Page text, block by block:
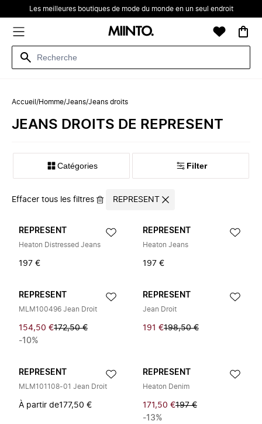
Les meilleures boutiques de mode du monde en un seul endroit
Accueil /Homme/Jeans/Jeans droits
‪‬‪JEANS DROITS‬‪‬ DE ‪REPRESENT‬
Catégories Filter
Effacer tous les filtres REPRESENT
REPRESENT
Heaton Distressed Jeans
197 €
REPRESENT
Heaton Jeans
197 €
REPRESENT
MLM100496 Jean Droit
154,50 €172,50 €
-10%
REPRESENT
Jean Droit
191 €198,50 €
REPRESENT
MLM101108-01 Jean Droit
À partir de177,50 €
REPRESENT
Heaton Denim
171,50 €197 €
-13%